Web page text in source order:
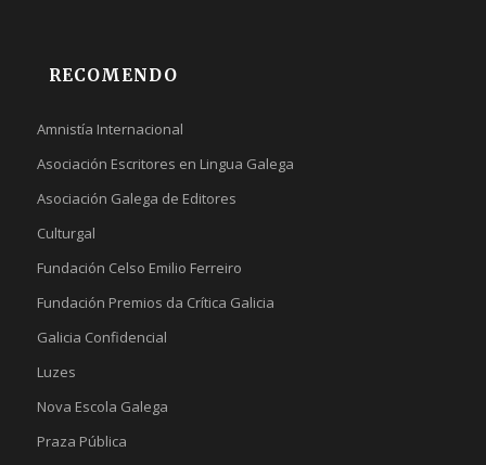
RECOMENDO
Amnistía Internacional
Asociación Escritores en Lingua Galega
Asociación Galega de Editores
Culturgal
Fundación Celso Emilio Ferreiro
Fundación Premios da Crítica Galicia
Galicia Confidencial
Luzes
Nova Escola Galega
Praza Pública